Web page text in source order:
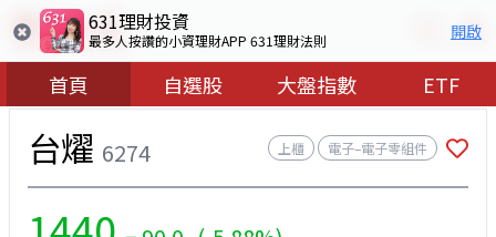
631理財投資
最多人按讚的小資理財APP 631理財法則 開啟
首頁 自選股 大盤指數 ETF
台燿 6274 上櫃 電子–電子零組件